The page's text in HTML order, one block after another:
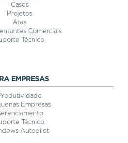
Cases
Projetos
Atas
Comerciais
Técnico
EMPRESAS
Empresas
Técnico
Autopilot